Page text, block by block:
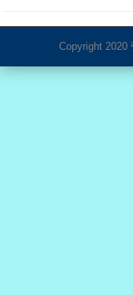
Copyright 2020